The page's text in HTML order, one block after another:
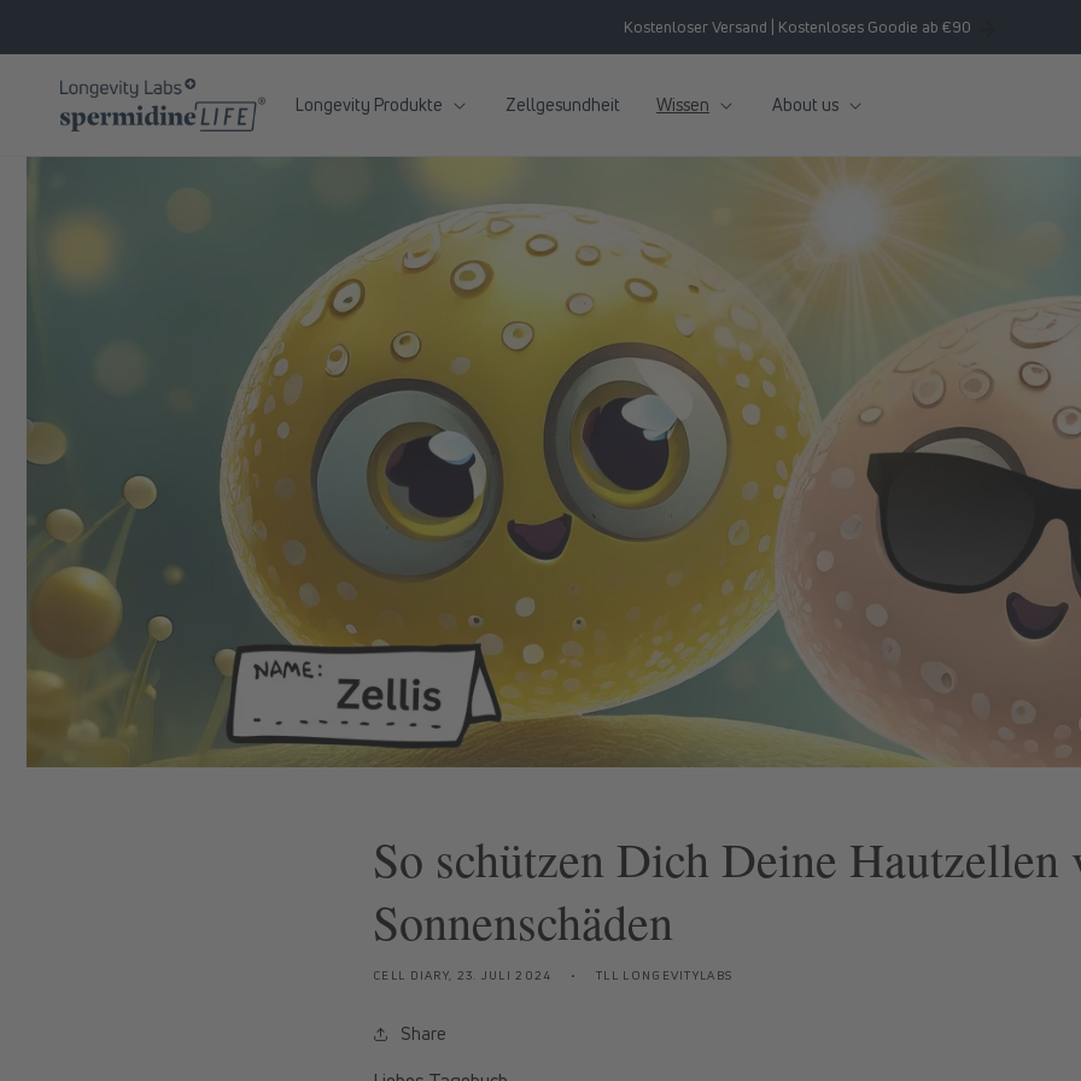
Inhalt
Kostenloser Versand | Kostenloses Goodie ab €90
Longevity Produkte Zellgesundheit Wissen About us
So schützen Dich Deine Hautzellen
Sonnenschäden
CELL DIARY, 23. JULI 2024 TLL LONGEVITYLABS
Share